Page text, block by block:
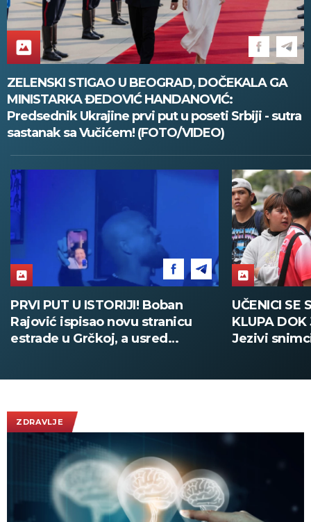
ZELENSKI STIGAO U BEOGRAD, DOČEKALA GA
MINISTARKA ĐEDOVIĆ HANDANOVIĆ:
Predsednik Ukrajine prvi put u poseti Srbiji - sutra
sastanak sa Vučićem! (FOTO/VIDEO)
PRVI PUT U ISTORIJI! Boban
Rajović ispisao novu stranicu
estrade u Grčkoj, a usred
UČENICI SE
KLUPA DOK
Jezivi
ZDRAVLJE